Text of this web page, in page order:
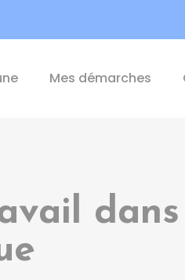
Mes démarches